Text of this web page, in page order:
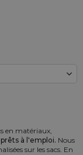
en matériaux,
à l'emploi. Nous
sur les sacs. En